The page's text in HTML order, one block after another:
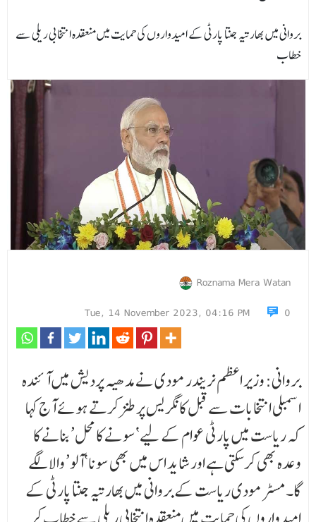
بروانی میں بھارتیہ جنتا پارٹی کے امیدواروں کی حمایت میں منعقدہ انتخابی ریلی سے
خطاب
Roznama Mera Watan
Tue, 14 November 2023, 04:16 PM
0
بروانی: وزیر اعظم نریندر مودی نے مدھیہ پردیش میں آئندہ
اسمبلی انتخابات سے قبل کانگریس پر طنز کرتے ہوئے آج کہا
کہ ریاست میں پارٹی عوام کے لیے ‘سونے کا محل’ بنانے کا
وعدہ بھی کر سکتی ہے اور شاید اس میں بھی سونا ‘آلو’ والا لگے
گا۔مسٹر مودی ریاست کے بروانی میں بھارتیہ جنتا پارٹی کے